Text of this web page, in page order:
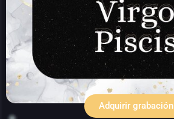
Adquirir grabación